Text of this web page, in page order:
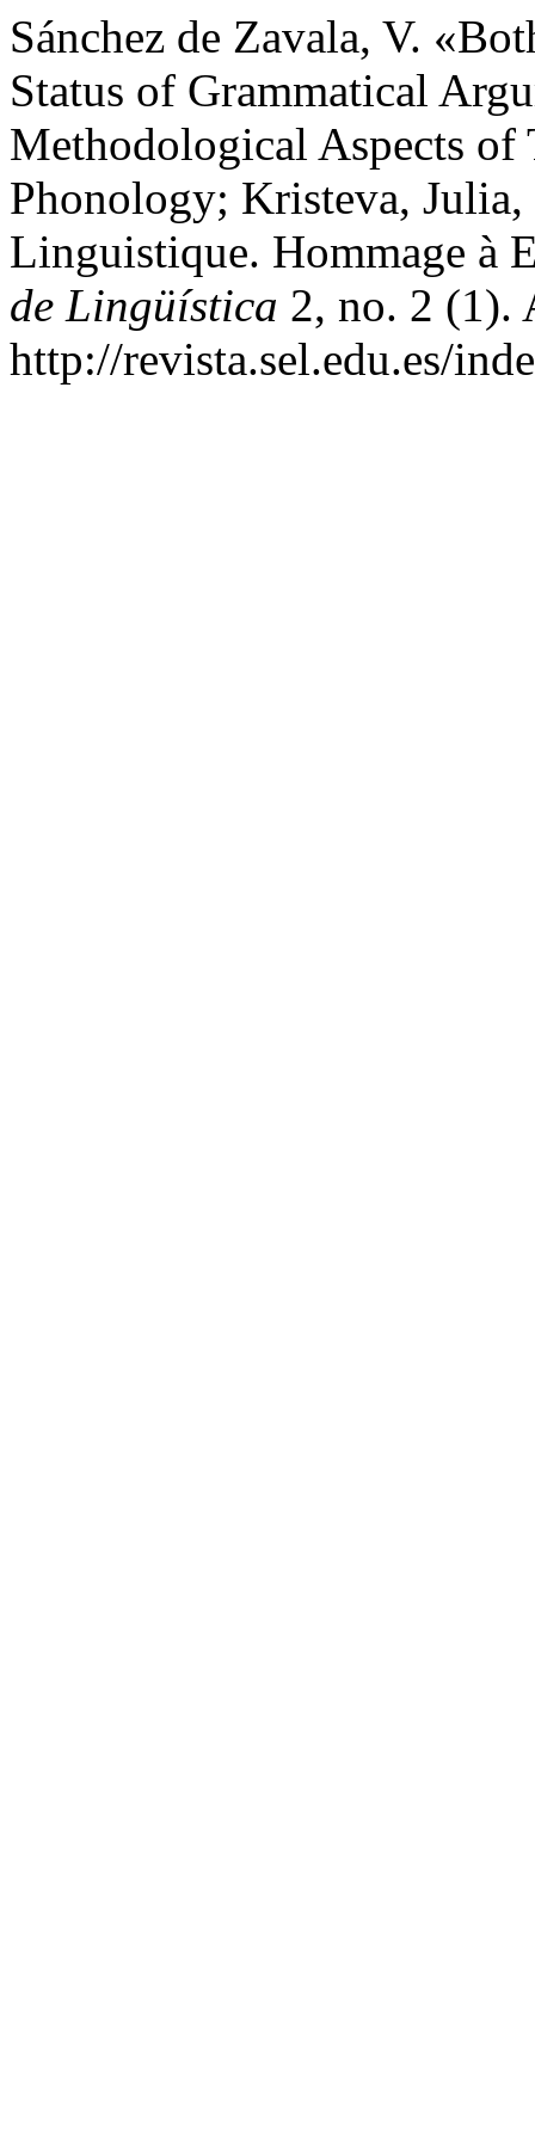
Sánchez de Zavala, V.
Status of Grammatical
Methodological Aspects of
Phonology; Kristeva,
Linguistique. Hommage à
de Lingüística 2, no. 2 (1).
http://revista.sel.edu.es/